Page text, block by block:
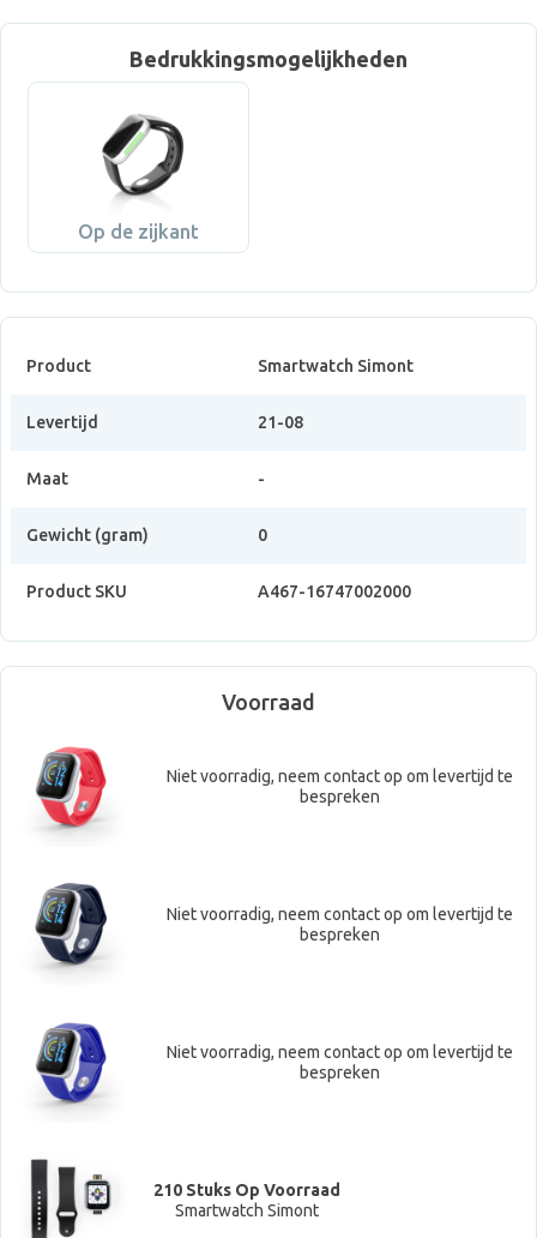
Bedrukkingsmogelijkheden
Op de zijkant
Product Smartwatch Simont
Levertijd 21-08
Maat -
Gewicht (gram) 0
Product SKU A467-16747002000
Voorraad
Niet voorradig, neem contact op om levertijd te
bespreken
Niet voorradig, neem contact op om levertijd te
bespreken
Niet voorradig, neem contact op om levertijd te
bespreken
210 Stuks Op Voorraad
Smartwatch Simont